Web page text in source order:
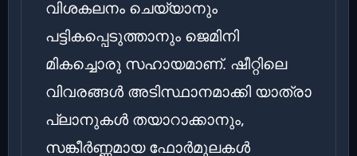
വിശകലനം ചെയ്യാനും
പട്ടികപ്പെടുത്താനും ജെമിനി
മികച്ചൊരു സഹായമാണ്. ഷീറ്റിലെ
വിവരങ്ങൾ അടിസ്ഥാനമാക്കി യാത്രാ
പ്ലാനുകൾ തയാറാക്കാനും,
സങ്കീർണ്ണമായ ഫോർമുലകൾ